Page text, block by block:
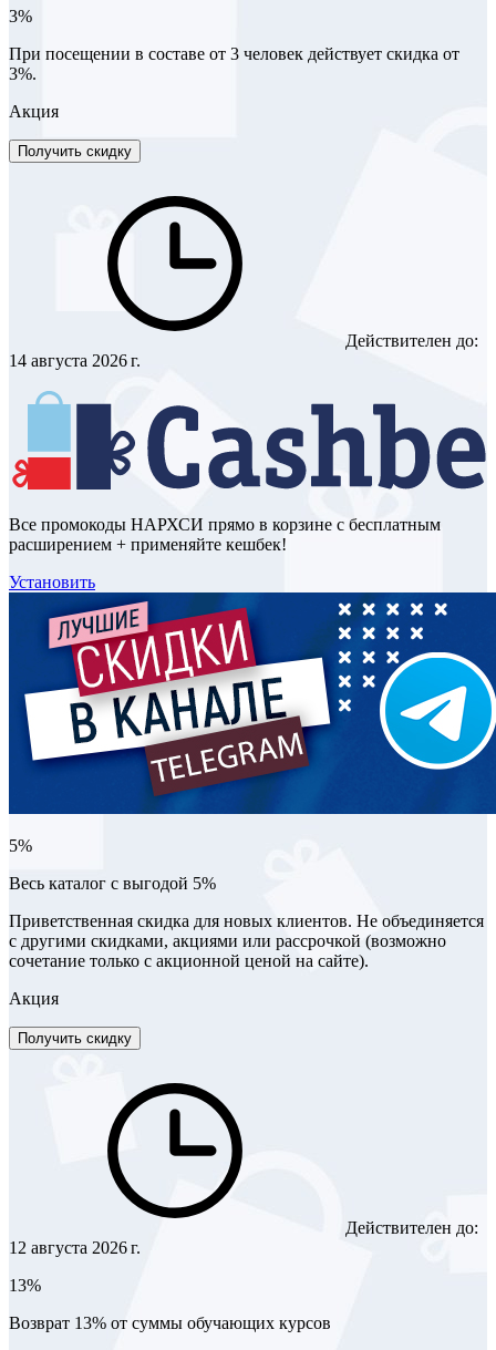
3%
При посещении в составе от 3 человек действует скидка от
3%.
Акция
Получить скидку
Действителен до:
14 августа 2026 г.
Все промокоды НАРХСИ прямо в корзине с бесплатным
расширением + применяйте кешбек!
Установить
5%
Весь каталог с выгодой 5%
Приветственная скидка для новых клиентов. Не объединяется
с другими скидками, акциями или рассрочкой (возможно
сочетание только с акционной ценой на сайте).
Акция
Получить скидку
Действителен до:
12 августа 2026 г.
13%
Возврат 13% от суммы обучающих курсов